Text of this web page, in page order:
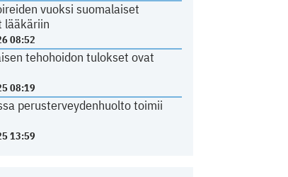
vuoksi suomalaiset
lääkäriin
08:52
tehohoidon tulokset ovat
08:19
perusterveydenhuolto toimii
13:59